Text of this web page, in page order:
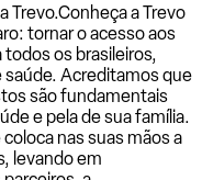
Trevo.Conheça a Trevo
tornar o acesso aos
os brasileiros,
Acreditamos que
são fundamentais
e pela de sua família.
nas suas mãos a
levando em